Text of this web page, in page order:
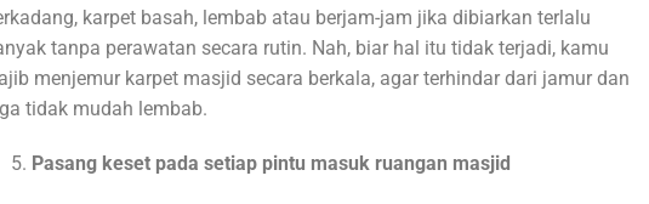
karpet basah, lembab atau berjam-jam jika dibiarkan terlalu
tanpa perawatan secara rutin. Nah, biar hal itu tidak terjadi, kamu
menjemur karpet masjid secara berkala, agar terhindar dari jamur dan
tidak mudah lembab.
Pasang keset pada setiap pintu masuk ruangan masjid